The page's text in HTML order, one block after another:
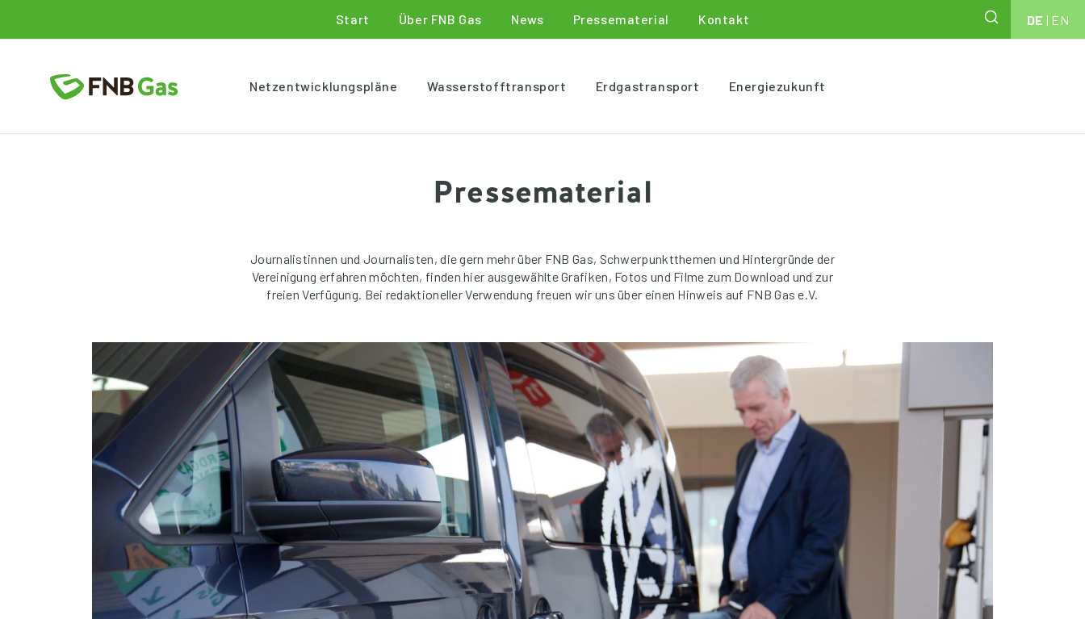
Start Über FNB Gas News Pressematerial Kontakt DE | EN
Netzentwicklungspläne Wasserstofftransport Erdgastransport Energiezukunft
Pressematerial
Journalistinnen und Journalisten, die gern mehr über FNB Gas, Schwerpunktthemen und Hintergründe der
Vereinigung erfahren möchten, finden hier ausgewählte Grafiken, Fotos und Filme zum Download und zur
freien Verfügung. Bei redaktioneller Verwendung freuen wir uns über einen Hinweis auf FNB Gas e.V.